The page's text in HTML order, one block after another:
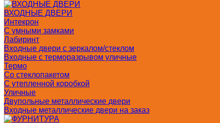
ВХОДНЫЕ ДВЕРИ
Интекрон
С умными замками
Лабиринт
Входные двери с зеркалом/стеклом
Входные с терморазрывом уличные
Термо
Со стеклопакетом
С утепленной коробкой
Уличные
Двупольные металлические двери
Входные металлические двери на заказ